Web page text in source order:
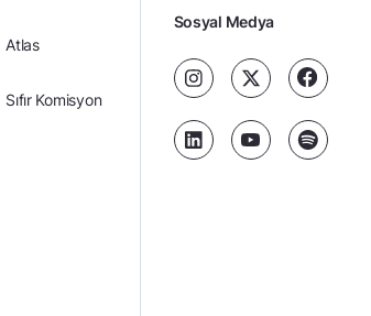
Atlas
Sıfır Komisyon
Sosyal Medya